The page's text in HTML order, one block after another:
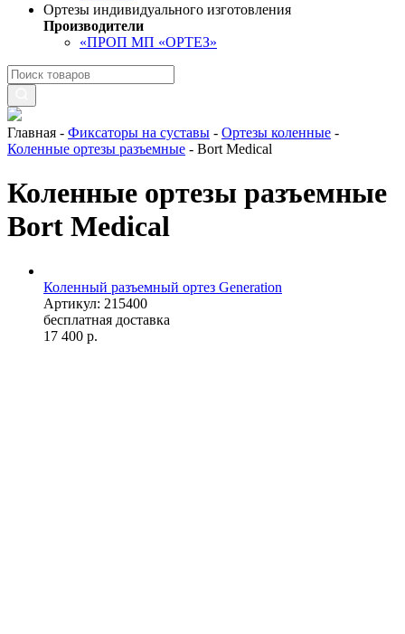
Ортезы индивидуального изготовления
Производители
«ПРОП МП «ОРТЕЗ»
Главная - Фиксаторы на суставы - Ортезы коленные -
Коленные ортезы разъемные - Bort Medical
Коленные ортезы разъемные
Bort Medical
Коленный разъемный ортез Generation
Артикул: 215400
бесплатная доставка
17 400 р.